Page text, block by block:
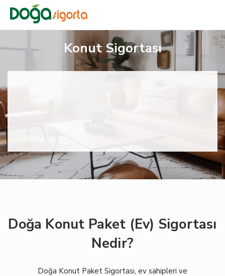
Konut Sigortası
Doğa Konut Paket (Ev) Sigortası
Nedir?
Doğa Konut Paket Sigortası, ev sahipleri ve